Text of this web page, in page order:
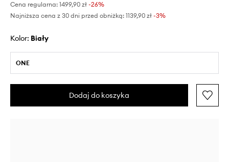
Cena regularna: 1499,90 zł -26%
Najniższa cena z 30 dni przed obniżką: 1139,90 zł -3%
Kolor: biały
ONE
Dodaj do koszyka